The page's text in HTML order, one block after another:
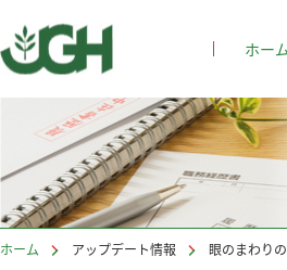
ホー
ホーム アップデート情報
> 眼のまわり